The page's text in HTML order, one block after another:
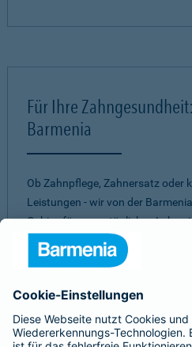
Für Ihre
Barmenia
Ob Zahnpflege, Zahnersatz oder
Leistungen - wir von der
Gebiss für unser tägliches Leben
Anliegen, Ihnen einumfassendes
Vorsorge-Paketzu bieten. Mit
hohen Eigenanteils Abstriche bei
Behandlungen machen. Dabei ist
einen passenden Schutz zu